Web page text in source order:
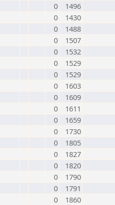
0
1496
0
1430
0
1488
0
1507
0
1532
0
1529
0
1529
0
1603
0
1609
0
1611
0
1659
0
1730
0
1805
0
1827
0
1820
0
1790
0
1791
0
1860